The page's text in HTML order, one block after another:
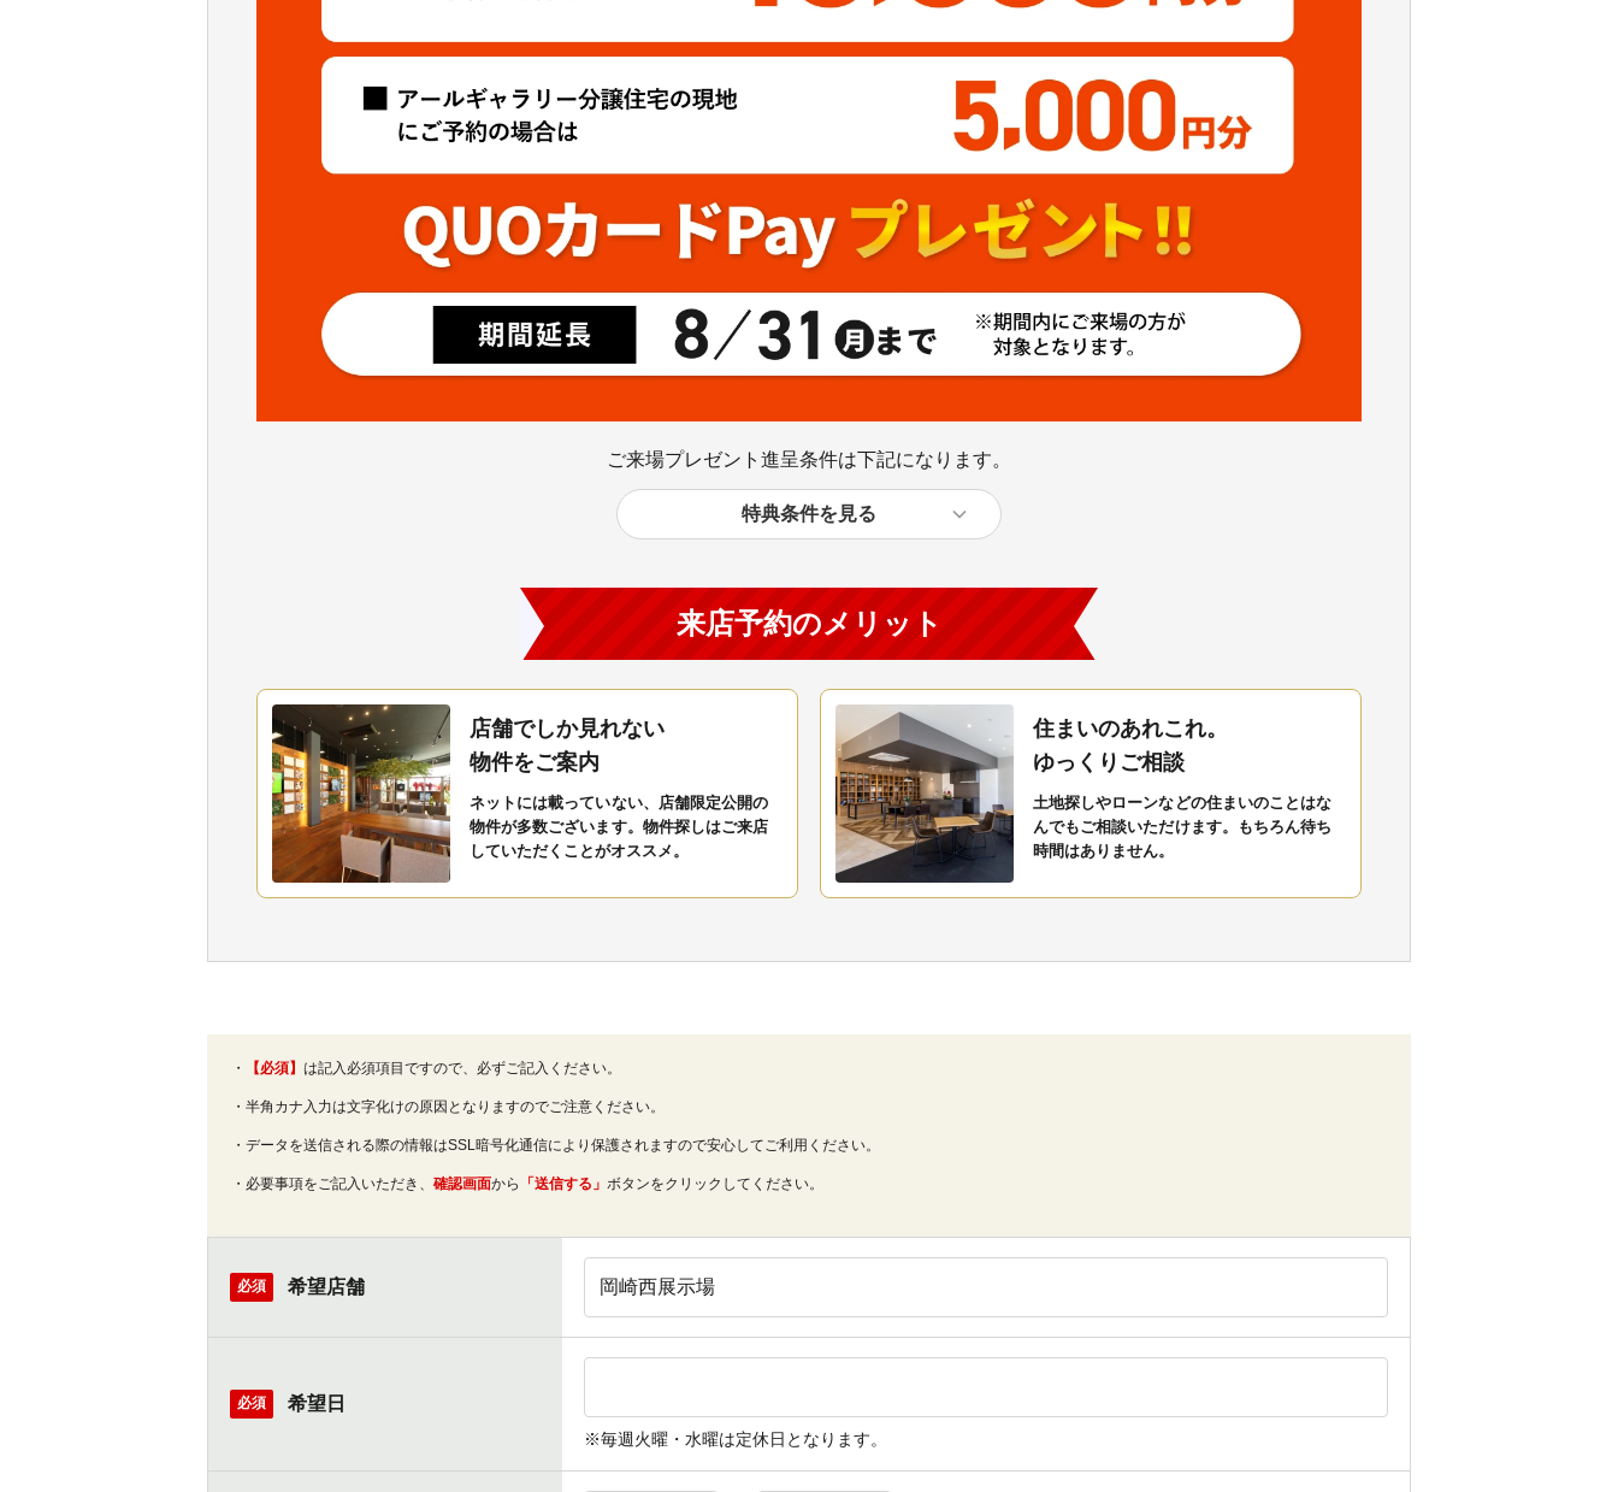
ご来場プレゼント進呈条件は下記になります。
特典条件を見る
来店予約のメリット
店舗でしか見れない
物件をご案内
ネットには載っていない、店舗限定公開の
物件が多数ございます。物件探しはご来店
していただくことがオススメ。
住まいのあれこれ。
ゆっくりご相談
土地探しやローンなどの住まいのことはな
んでもご相談いただけます。もちろん待ち
時間はありません。
・ 【必須】 は記入必須項目ですので、必ずご記入ください。
・半角カナ入力は文字化けの原因となりますのでご注意ください。
・データを送信される際の情報はSSL暗号化通信により保護されますので安心してご利用ください。
・必要事項をご記入いただき、 確認画面から 「送信する」 ボタンをクリックしてください。
必須 希望店舗
必須 希望日
※毎週火曜・水曜は定休日となります。